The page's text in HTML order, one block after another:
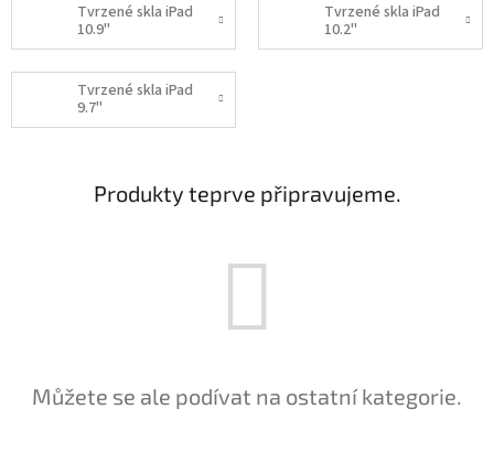
Tvrzené skla iPad
10.9"
Tvrzené skla iPad
10.2"
Tvrzené skla iPad
9.7"
Produkty teprve připravujeme.
Můžete se ale podívat na ostatní kategorie.